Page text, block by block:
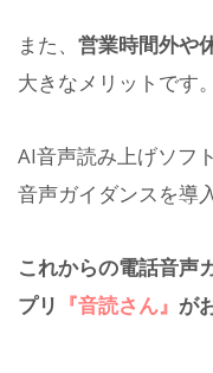
また、 営業時間外や
大きなメリットです。
AI音声読み上げソフ
音声ガイダンスを導
これからの電話音声
プリ 『音読さん』 が